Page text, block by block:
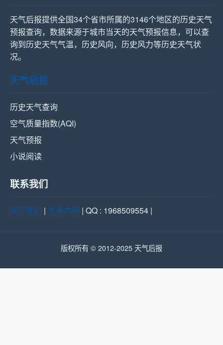
天气后报提供全国34个省市所属的3146个地区的历史天气
预报查询，数据来源于城市当天的天气预报信息，可以查
询到历史天气气温，历史风向，历史风力等历史天气状
况。
天气后报
历史天气查询
空气质量指数(AQI)
天气预报
小说阅读
联系我们
关于我们 | 免责声明 | QQ : 1968509554 |
版权所有 © 2012-2025 天气后报